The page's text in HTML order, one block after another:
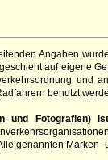
Angaben
auf eigene
und
benutzt
und Fotografien)
genannten